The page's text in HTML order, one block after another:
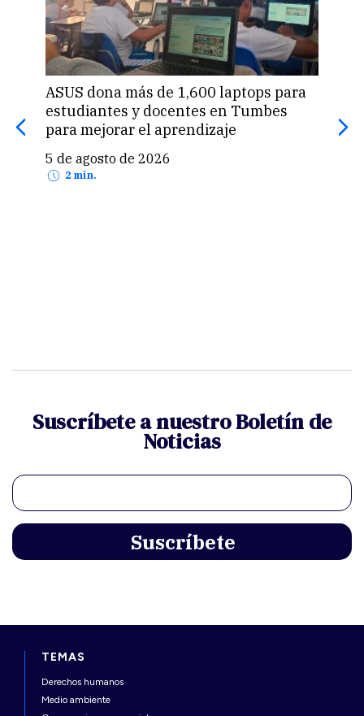
ASUS dona más de 1,600 laptops para
estudiantes y docentes en Tumbes
para mejorar el aprendizaje
5 de agosto de 2026
2 min.
Suscríbete a nuestro Boletín de
Noticias
TEMAS
Derechos humanos
Medio ambiente